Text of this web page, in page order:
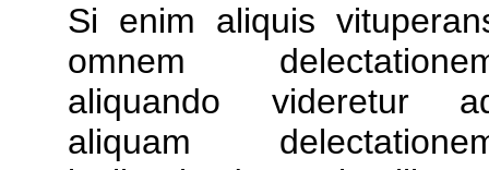
Si enim aliquis
omnem
aliquando videretur
aliquam